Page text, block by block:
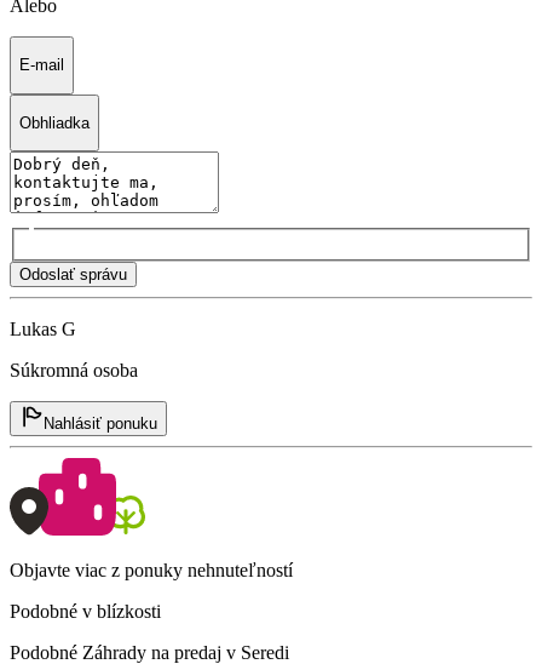
Alebo
E-mail
Obhliadka
Odoslať správu
Lukas G
Súkromná osoba
Nahlásiť ponuku
Objavte viac z ponuky nehnuteľností
Podobné v blízkosti
Podobné Záhrady na predaj v Seredi